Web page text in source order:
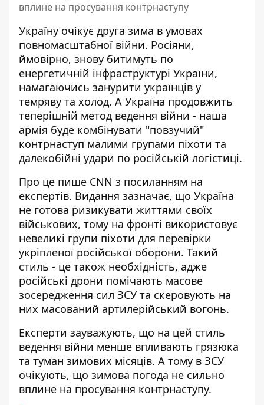
вплине на просування контрнаступу
Україну очікує друга зима в умовах
повномасштабної війни. Росіяни,
ймовірно, знову битимуть по
енергетичній інфраструктурі України,
намагаючись занурити українців у
темряву та холод. А Україна продовжить
теперішній метод ведення війни - наша
армія буде комбінувати "повзучий"
контрнаступ малими групами піхоти та
далекобійні удари по російській логістиці.
Про це пише CNN з посиланням на
експертів. Видання зазначає, що Україна
не готова ризикувати життями своїх
військових, тому на фронті використовує
невеликі групи піхоти для перевірки
укріпленої російської оборони. Такий
стиль - це також необхідність, адже
російські дрони помічають масове
зосередження сил ЗСУ та скеровують на
них масований артилерійський вогонь.
Експерти зауважують, що на цей стиль
ведення війни менше впливають грязюка
та туман зимових місяців. А тому в ЗСУ
очікують, що зимова погода не сильно
вплине на просування контрнаступу.